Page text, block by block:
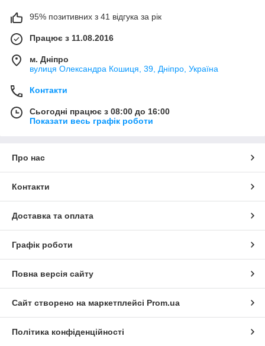
95% позитивних з 41 відгука за рік
Працює з 11.08.2016
м. Дніпро
вулиця Олександра Кошиця, 39, Дніпро, Україна
Контакти
Сьогодні працює з 08:00 до 16:00
Показати весь графік роботи
Про нас
Контакти
Доставка та оплата
Графік роботи
Повна версія сайту
Сайт створено на маркетплейсі Prom.ua
Політика конфіденційності